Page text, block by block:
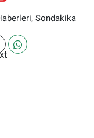
Sondakika